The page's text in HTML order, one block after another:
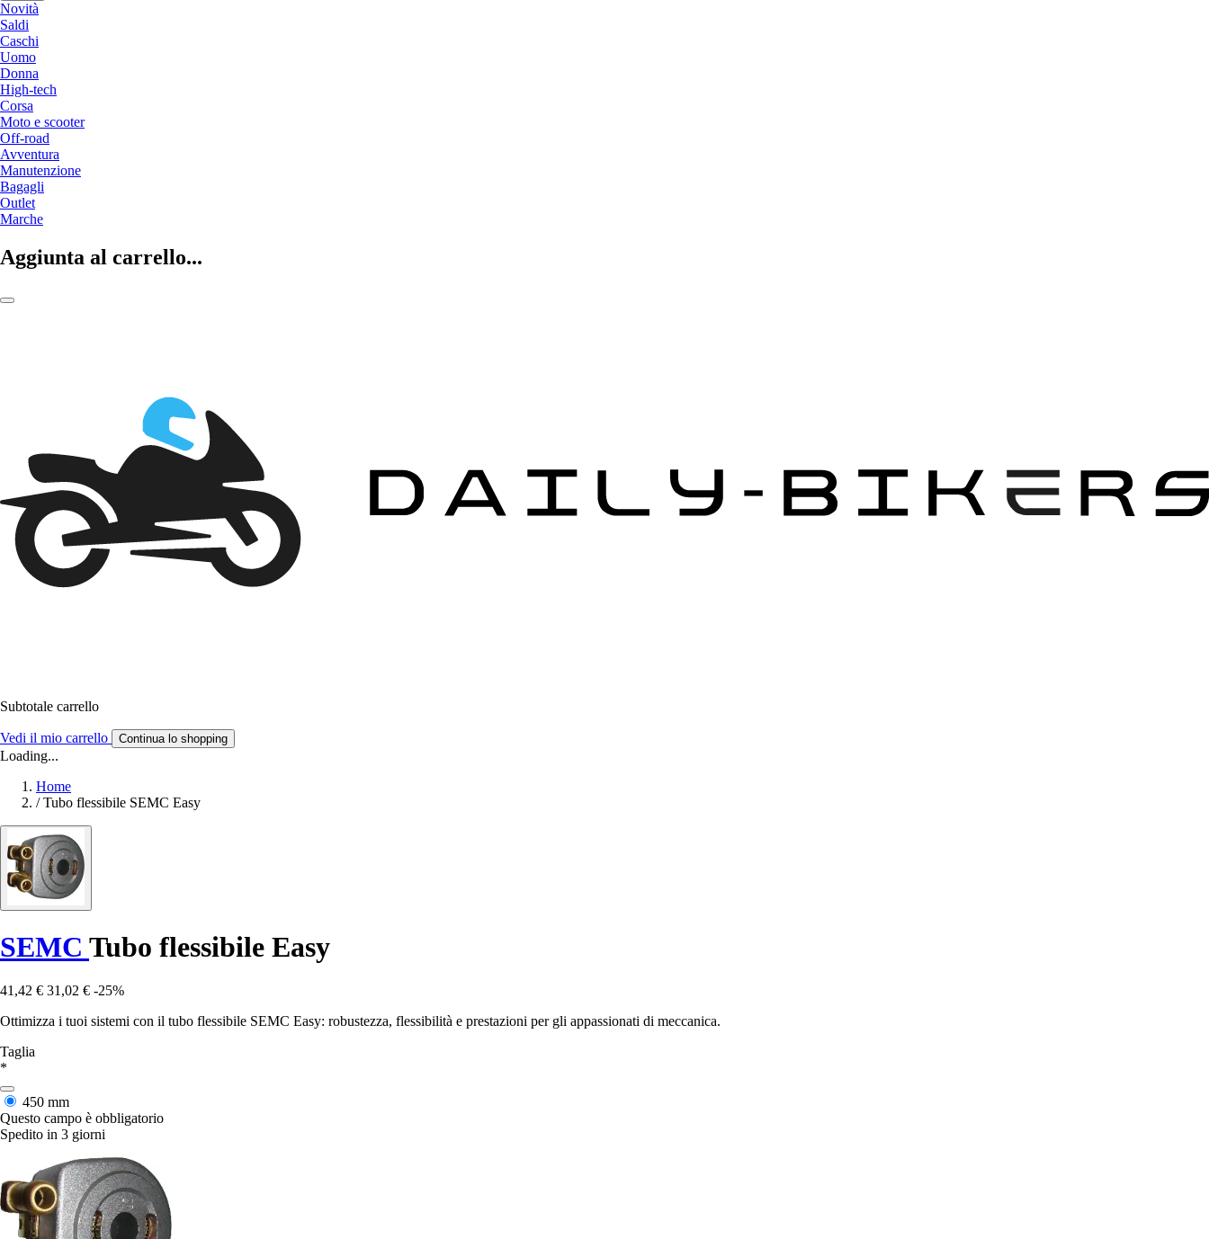
Novità
Saldi
Caschi
Uomo
Donna
High-tech
Corsa
Moto e scooter
Off-road
Avventura
Manutenzione
Bagagli
Outlet
Marche
Aggiunta al carrello...
Subtotale carrello
Vedi il mio carrello Continua lo shopping
Loading...
Home
/ Tubo flessibile SEMC Easy
SEMC Tubo flessibile Easy
41,42 € 31,02 € -25%
Ottimizza i tuoi sistemi con il tubo flessibile SEMC Easy: robustezza, flessibilità e prestazioni per gli appassionati di meccanica.
Taglia
*
450 mm
Questo campo è obbligatorio
Spedito in 3 giorni